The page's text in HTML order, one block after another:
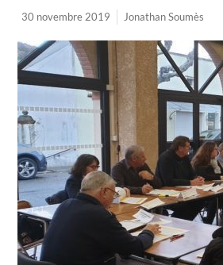
30 novembre 2019 Jonathan Soumès